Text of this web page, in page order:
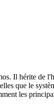
Il hérite
que le
les